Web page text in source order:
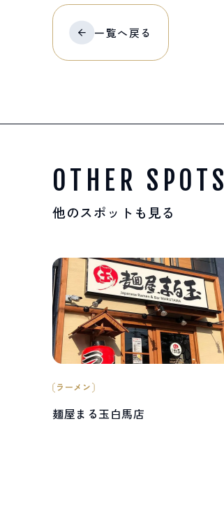
一覧へ戻る
OTHER SPOTS
他のスポットも見る
ラーメン
麺屋まる玉白馬店